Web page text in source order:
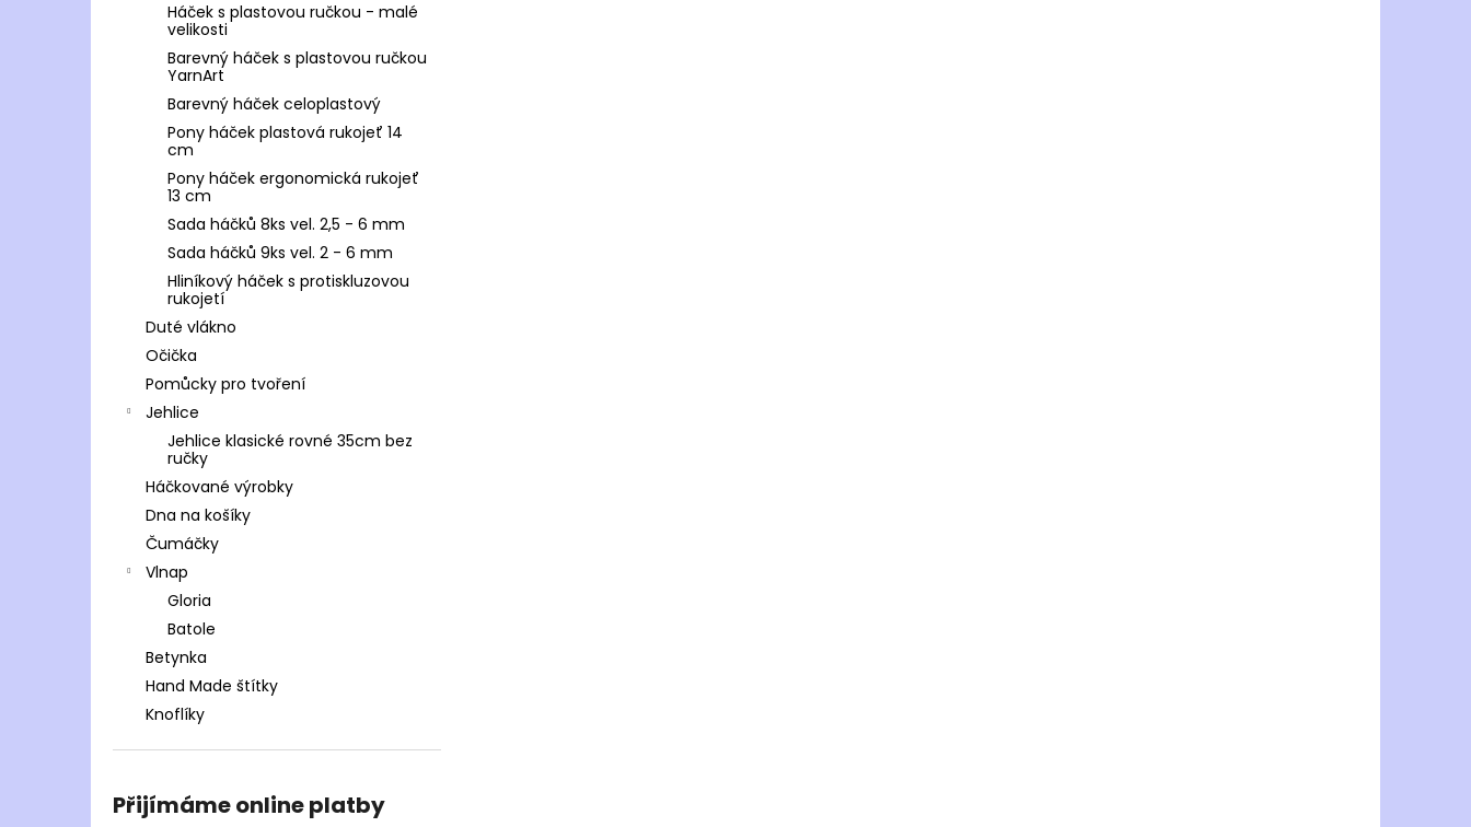
Háček s plastovou ručkou - malé
velikosti
Barevný háček s plastovou ručkou
YarnArt
Barevný háček celoplastový
Pony háček plastová rukojeť 14
cm
Pony háček ergonomická rukojeť
13 cm
Sada háčků 8ks vel. 2,5 - 6 mm
Sada háčků 9ks vel. 2 - 6 mm
Hliníkový háček s protiskluzovou
rukojetí
Duté vlákno
Očička
Pomůcky pro tvoření
Jehlice
Jehlice klasické rovné 35cm bez
ručky
Háčkované výrobky
Dna na košíky
Čumáčky
Vlnap
Gloria
Batole
Betynka
Hand Made štítky
Knoflíky
Přijímáme online platby